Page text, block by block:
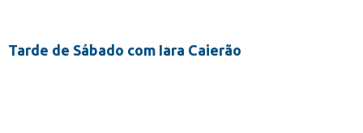
Tarde de Sábado com Iara Caierão